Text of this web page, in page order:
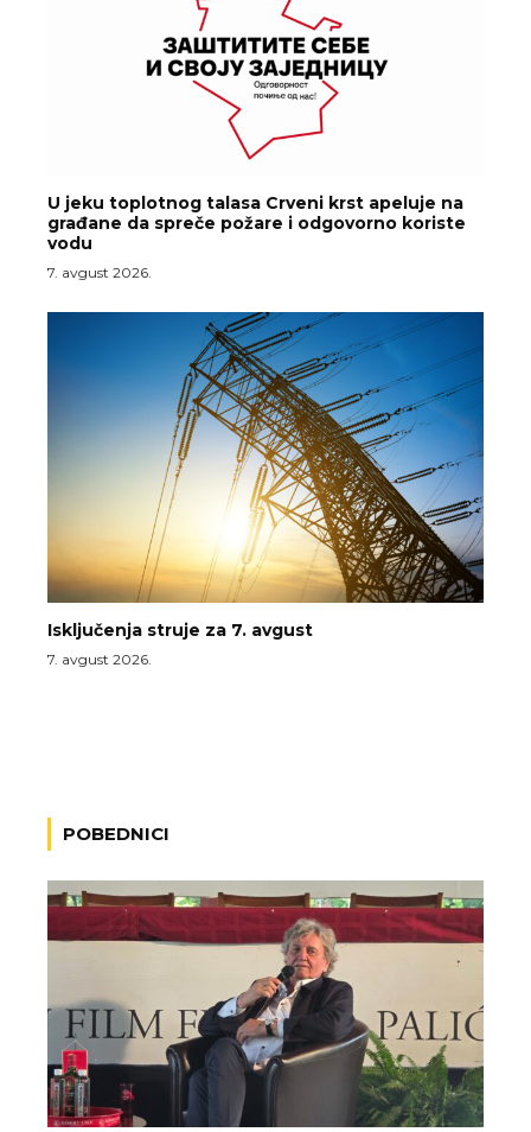
U jeku toplotnog talasa Crveni krst apeluje na
građane da spreče požare i odgovorno koriste
vodu
7. avgust 2026.
Isključenja struje za 7. avgust
7. avgust 2026.
POBEDNICI